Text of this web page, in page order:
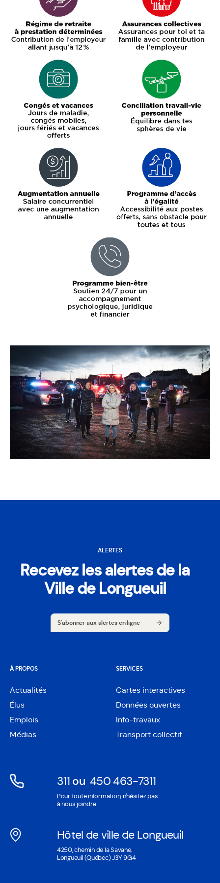
ALERTES
Recevez les alertes de la
Ville de Longueuil
S'abonner aux alertes en ligne
À PROPOS
Actualités
Élus
Emplois
Médias
SERVICES
Cartes interactives
Ouvre
dans
une
nouvelle
Données ouvertes
Ouvre
dans
une
Info-travaux
Transport collectif
311Ouvre
dans
une
fenêtre
ou 450 463-7311
Ouvre
dans
fenêtre
Pour toute information, n'hésitez pas
à nous joindre
Hôtel de ville de Longueuil
Ouvre
dans
une
4250, chemin de la Savane,
Longueuil (Québec) J3Y 9G4